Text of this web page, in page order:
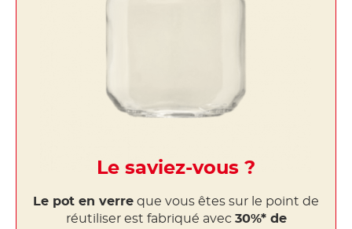
Le saviez-vous ?
Le pot en verre que vous êtes sur le point de
réutiliser est fabriqué avec 30%* de